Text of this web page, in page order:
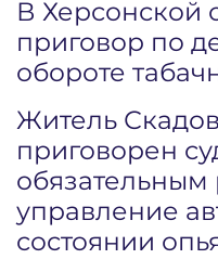
В Херсонской
приговор по
обороте
Житель
приговорен
обязательным
управление
состоянии